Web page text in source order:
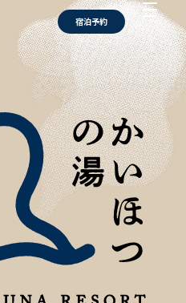
宿泊予約